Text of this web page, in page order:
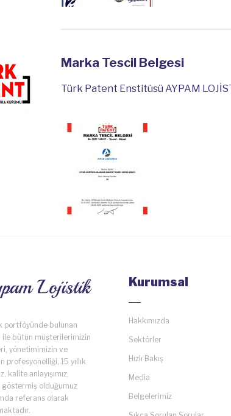
Marka Tescil Belgesi
Türk Patent Enstitüsü AYPAM
portföyünde bulunan
ile bütün müşterilerimizin
yönetimimizin ve
profesyonelliği, 15 yıllık
kalite anlayışımız,
olduğumuz
referans olarak
Kurumsal
Hakkımızda
Sektörler
Hızlı Bakış
Media
Belgelerimiz